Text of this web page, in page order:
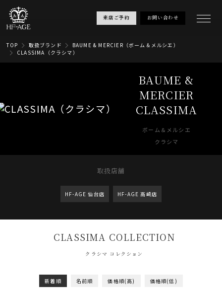
来店ご予約 お問い合わせ
TOP 取扱ブランド
BAUME & MERCIER（ボーム＆メルシエ）
CLASSIMA（クラシマ）
BAUME &
MERCIER
CLASSIMA
ボーム＆メルシエ
クラシマ
取扱店舗
HF-AGE 仙台店 HF-AGE 高崎店
CLASSIMA COLLECTION
クラシマ コレクション
新着順 名前順 価格順(高) 価格順(低)